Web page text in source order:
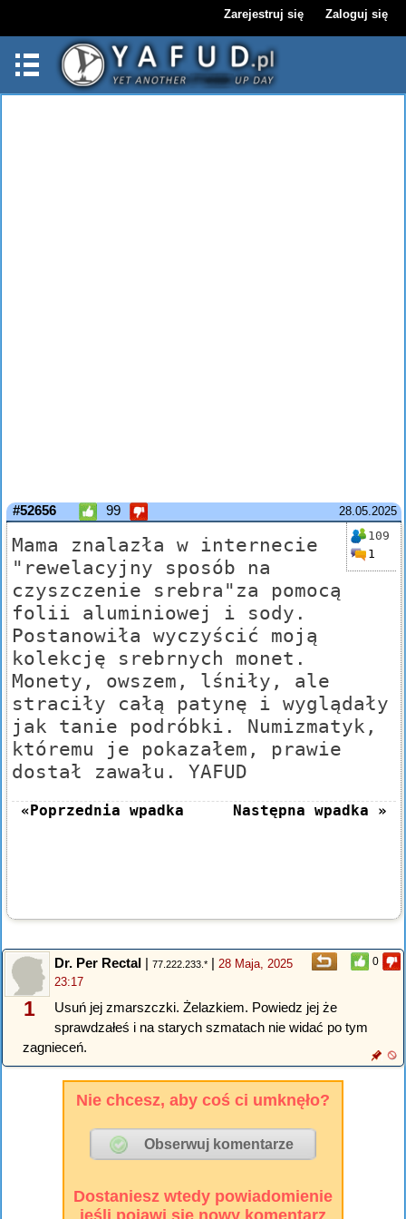
Zarejestruj się Zaloguj się
28.05.2025
#52656 99
109
1
Mama znalazła w internecie
"rewelacyjny sposób na
czyszczenie srebra"za pomocą
folii aluminiowej i sody.
Postanowiła wyczyścić moją
kolekcję srebrnych monet.
Monety, owszem, lśniły, ale
straciły całą patynę i wyglądały
jak tanie podróbki. Numizmatyk,
któremu je pokazałem, prawie
dostał zawału. YAFUD
«Poprzednia wpadka Następna wpadka »
0
1
Dr. Per Rectal | 77.222.233.* | 28 Maja, 2025
23:17
Usuń jej zmarszczki. Żelazkiem. Powiedz jej że
sprawdzałeś i na starych szmatach nie widać po tym
zagnieceń.
Nie chcesz, aby coś ci umknęło?
Dostaniesz wtedy powiadomienie